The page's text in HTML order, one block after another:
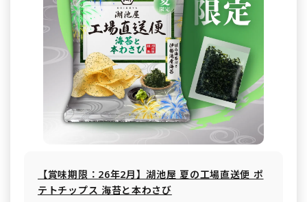
【賞味期限：26年2月】湖池屋 夏の工場直送便 ポ
テトチップス 海苔と本わさび